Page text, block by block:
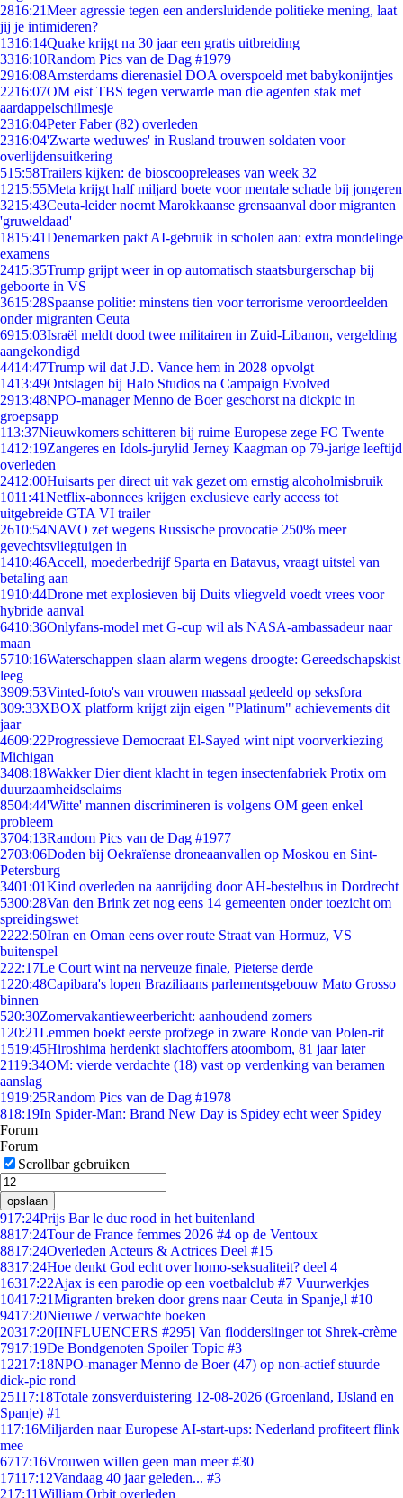
2816:21Meer agressie tegen een andersluidende politieke mening, laat
jij je intimideren?
1316:14Quake krijgt na 30 jaar een gratis uitbreiding
3316:10Random Pics van de Dag #1979
2916:08Amsterdams dierenasiel DOA overspoeld met babykonijntjes
2216:07OM eist TBS tegen verwarde man die agenten stak met
aardappelschilmesje
2316:04Peter Faber (82) overleden
2316:04'Zwarte weduwes' in Rusland trouwen soldaten voor
overlijdensuitkering
515:58Trailers kijken: de bioscoopreleases van week 32
1215:55Meta krijgt half miljard boete voor mentale schade bij jongeren
3215:43Ceuta-leider noemt Marokkaanse grensaanval door migranten
'gruweldaad'
1815:41Denemarken pakt AI-gebruik in scholen aan: extra mondelinge
examens
2415:35Trump grijpt weer in op automatisch staatsburgerschap bij
geboorte in VS
3615:28Spaanse politie: minstens tien voor terrorisme veroordeelden
onder migranten Ceuta
6915:03Israël meldt dood twee militairen in Zuid-Libanon, vergelding
aangekondigd
4414:47Trump wil dat J.D. Vance hem in 2028 opvolgt
1413:49Ontslagen bij Halo Studios na Campaign Evolved
2913:48NPO-manager Menno de Boer geschorst na dickpic in
groepsapp
113:37Nieuwkomers schitteren bij ruime Europese zege FC Twente
1412:19Zangeres en Idols-jurylid Jerney Kaagman op 79-jarige leeftijd
overleden
2412:00Huisarts per direct uit vak gezet om ernstig alcoholmisbruik
1011:41Netflix-abonnees krijgen exclusieve early access tot
uitgebreide GTA VI trailer
2610:54NAVO zet wegens Russische provocatie 250% meer
gevechtsvliegtuigen in
1410:46Accell, moederbedrijf Sparta en Batavus, vraagt uitstel van
betaling aan
1910:44Drone met explosieven bij Duits vliegveld voedt vrees voor
hybride aanval
6410:36Onlyfans-model met G-cup wil als NASA-ambassadeur naar
maan
5710:16Waterschappen slaan alarm wegens droogte: Gereedschapskist
leeg
3909:53Vinted-foto's van vrouwen massaal gedeeld op seksfora
309:33XBOX platform krijgt zijn eigen "Platinum" achievements dit
jaar
4609:22Progressieve Democraat El-Sayed wint nipt voorverkiezing
Michigan
3408:18Wakker Dier dient klacht in tegen insectenfabriek Protix om
duurzaamheidsclaims
8504:44'Witte' mannen discrimineren is volgens OM geen enkel
probleem
3704:13Random Pics van de Dag #1977
2703:06Doden bij Oekraïense droneaanvallen op Moskou en Sint-
Petersburg
3401:01Kind overleden na aanrijding door AH-bestelbus in Dordrecht
5300:28Van den Brink zet nog eens 14 gemeenten onder toezicht om
spreidingswet
2222:50Iran en Oman eens over route Straat van Hormuz, VS
buitenspel
222:17Le Court wint na nerveuze finale, Pieterse derde
1220:48Capibara's lopen Braziliaans parlementsgebouw Mato Grosso
binnen
520:30Zomervakantieweerbericht: aanhoudend zomers
1 20:21Lemmen boekt eerste profzege in zware Ronde van Polen-rit
1519:45Hiroshima herdenkt slachtoffers atoombom, 81 jaar later
2119:34OM: vierde verdachte (18) vast op verdenking van beramen
aanslag
1919:25Random Pics van de Dag #1978
818:19In Spider-Man: Brand New Day is Spidey echt weer Spidey
Forum
Forum
Scrollbar gebruiken
opslaan
917:24Prijs Bar le duc rood in het buitenland
8817:24Tour de France femmes 2026 #4 op de Ventoux
8817:24Overleden Acteurs & Actrices Deel #15
8317:24Hoe denkt God echt over homo-seksualiteit? deel 4
16317:22Ajax is een parodie op een voetbalclub #7 Vuurwerkjes
10417:21Migranten breken door grens naar Ceuta in Spanje,l #10
9417:20Nieuwe / verwachte boeken
20317:20[INFLUENCERS #295] Van flodderslinger tot Shrek-crème
7917:19De Bondgenoten Spoiler Topic #3
12217:18NPO-manager Menno de Boer (47) op non-actief stuurde
dick-pic rond
25117:18Totale zonsverduistering 12-08-2026 (Groenland, IJsland en
Spanje) #1
117:16Miljarden naar Europese AI-start-ups: Nederland profiteert flink
mee
6717:16Vrouwen willen geen man meer #30
17117:12Vandaag 40 jaar geleden... #3
217:11William Orbit overleden